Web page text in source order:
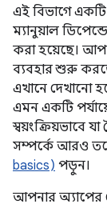
এই বিভাগে একটি
ম্যানুয়াল
করা হয়েছে।
ব্যবহার শুরু
এখানে দেখানো
এমন একটি
স্বয়ংক্রিয়ভাবে
সম্পর্কে আরও
basics) পড়ুন।
আপনার অ্যাপের